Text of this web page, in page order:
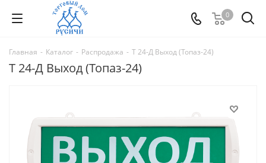
0
Главная - Каталог - Распродажа - Т 24-Д Выход (Топаз-24)
Т 24-Д Выход (Топаз-24)